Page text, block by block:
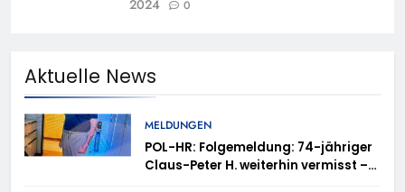
2024
0
Aktuelle News
MELDUNGEN
POL-HR: Folgemeldung: 74-jähriger
Claus-Peter H. weiterhin vermisst –